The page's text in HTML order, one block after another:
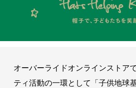
オーバーライドオンラインストア
ティ活動の一環として「子供地球